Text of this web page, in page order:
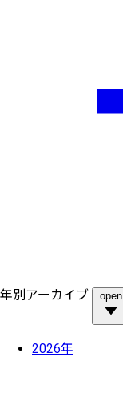
年別アーカイブ open
2026年